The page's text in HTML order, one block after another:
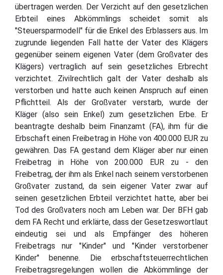
übertragen werden. Der Verzicht auf den gesetzlichen
Erbteil eines Abkömmlings scheidet somit als
"Steuersparmodell" für die Enkel des Erblassers aus. Im
zugrunde liegenden Fall hatte der Vater des Klägers
gegenüber seinem eigenen Vater (dem Großvater des
Klägers) vertraglich auf sein gesetzliches Erbrecht
verzichtet. Zivilrechtlich galt der Vater deshalb als
verstorben und hatte auch keinen Anspruch auf einen
Pflichtteil. Als der Großvater verstarb, wurde der
Kläger (also sein Enkel) zum gesetzlichen Erbe. Er
beantragte deshalb beim Finanzamt (FA), ihm für die
Erbschaft einen Freibetrag in Höhe von 400.000 EUR zu
gewähren. Das FA gestand dem Kläger aber nur einen
Freibetrag in Höhe von 200.000 EUR zu - den
Freibetrag, der ihm als Enkel nach seinem verstorbenen
Großvater zustand, da sein eigener Vater zwar auf
seinen gesetzlichen Erbteil verzichtet hatte, aber bei
Tod des Großvaters noch am Leben war. Der BFH gab
dem FA Recht und erklärte, dass der Gesetzeswortlaut
eindeutig sei und als Empfänger des höheren
Freibetrags nur "Kinder" und "Kinder verstorbener
Kinder" benenne. Die erbschaftsteuerrechtlichen
Freibetragsregelungen wollen die Abkömmlinge der